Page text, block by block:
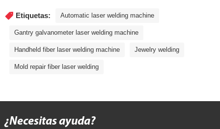
Etiquetas: Automatic laser welding machine
Gantry galvanometer laser welding machine
Handheld fiber laser welding machine Jewelry welding
Mold repair fiber laser welding
¿Necesitas ayuda?